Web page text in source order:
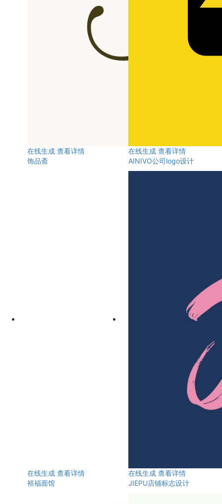
在线生成 查看详情
饰品斋
在线生成 查看详情
AINIVO公司logo设计
在线生成 查看详情
裕福面馆
在线生成 查看详情
JIEPU店铺标志设计